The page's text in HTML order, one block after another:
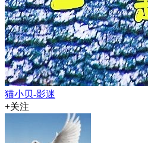
猫小贝-影迷
+关注